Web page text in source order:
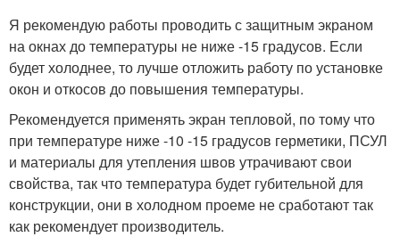
Я рекомендую работы проводить с защитным экраном
на окнах до температуры не ниже -15 градусов. Если
будет холоднее, то лучше отложить работу по установке
окон и откосов до повышения температуры.
Рекомендуется применять экран тепловой, по тому что
при температуре ниже -10 -15 градусов герметики, ПСУЛ
и материалы для утепления швов утрачивают свои
свойства, так что температура будет губительной для
конструкции, они в холодном проеме не сработают так
как рекомендует производитель.